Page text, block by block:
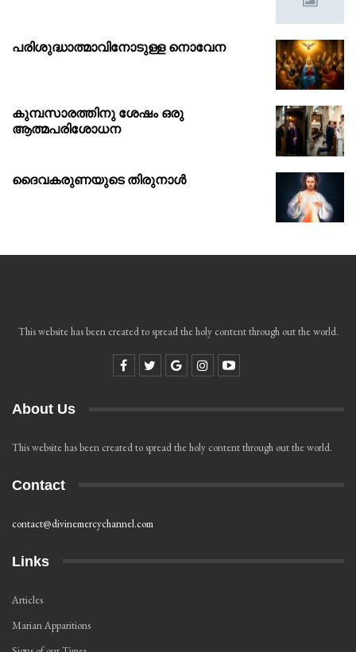
പരിശുദ്ധാത്മാവിനോടുള്ള നൊവേന
കുമ്പസാരത്തിനു ശേഷം ഒരു
ആത്മപരിശോധന
ദൈവകരുണയുടെ തിരുനാൾ
This website has been created to spread the holy content through out the world.
About Us
This website has been created to spread the holy content through out the world.
Contact
contact@divinemercychannel.com
Links
Articles
Marian Apparitions